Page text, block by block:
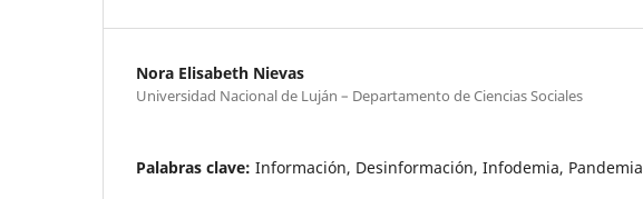
Nora Elisabeth Nievas
Universidad Nacional de Luján – Departamento de Ciencias Sociales
Palabras clave: Información, Desinformación, Infodemia, Pandemia